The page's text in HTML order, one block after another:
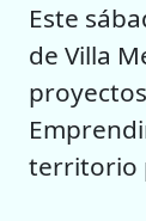
Este
de Villa
territorio